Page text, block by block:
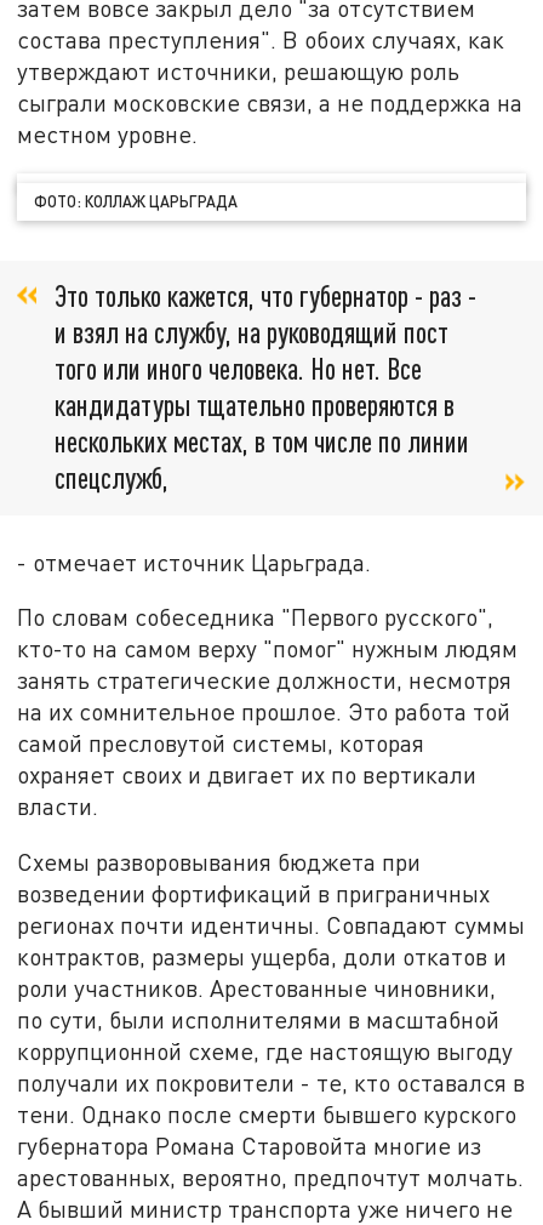
затем вовсе закрыл дело "за отсутствием
состава преступления". В обоих случаях, как
утверждают источники, решающую роль
сыграли московские связи, а не поддержка на
местном уровне.
ФОТО: КОЛЛАЖ ЦАРЬГРАДА
Это только кажется, что губернатор - раз -
и взял на службу, на руководящий пост
того или иного человека. Но нет. Все
кандидатуры тщательно проверяются в
нескольких местах, в том числе по линии
спецслужб,
- отмечает источник Царьграда.
По словам собеседника "Первого русского",
кто-то на самом верху "помог" нужным людям
занять стратегические должности, несмотря
на их сомнительное прошлое. Это работа той
самой пресловутой системы, которая
охраняет своих и двигает их по вертикали
власти.
Схемы разворовывания бюджета при
возведении фортификаций в приграничных
регионах почти идентичны. Совпадают суммы
контрактов, размеры ущерба, доли откатов и
роли участников. Арестованные чиновники,
по сути, были исполнителями в масштабной
коррупционной схеме, где настоящую выгоду
получали их покровители - те, кто оставался в
тени. Однако после смерти бывшего курского
губернатора Романа Старовойта многие из
арестованных, вероятно, предпочтут молчать.
А бывший министр транспорта уже ничего не